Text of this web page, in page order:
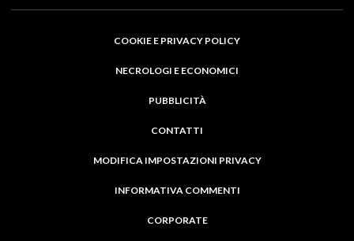
COOKIE E PRIVACY POLICY
NECROLOGI E ECONOMICI
PUBBLICITÀ
CONTATTI
MODIFICA IMPOSTAZIONI PRIVACY
INFORMATIVA COMMENTI
CORPORATE